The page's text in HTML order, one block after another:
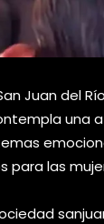
Juan del
una
para las